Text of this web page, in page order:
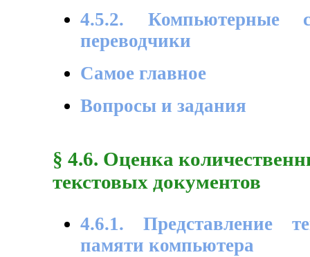
4.5.2. Компьютерные
переводчики
Самое главное
Вопросы и задания
§ 4.6. Оценка
текстовых документов
4.6.1. Представление
памяти компьютера